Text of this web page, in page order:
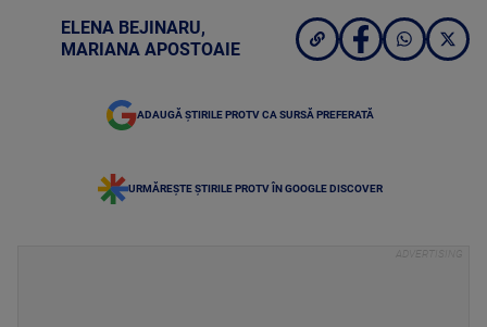
ELENA BEJINARU,
MARIANA APOSTOAIE
ADAUGĂ ȘTIRILE PROTV CA SURSĂ PREFERATĂ
URMĂREȘTE ȘTIRILE PROTV ÎN GOOGLE DISCOVER